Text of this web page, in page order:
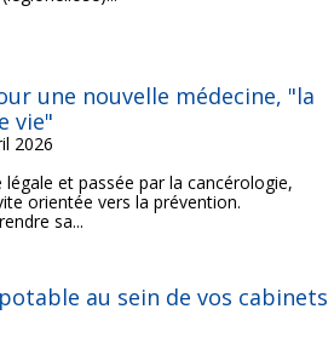
une nouvelle médecine, "la
vie"
2026
et passée par la cancérologie,
orientée vers la prévention.
sa...
potable au sein de vos cabinets